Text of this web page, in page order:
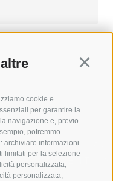
cookie e
per garantire la
navigazione e, previo
potremmo
archiviare informazioni
limitati per la selezione
personalizzata,
personalizzata,
SPORT E
MOMENTI